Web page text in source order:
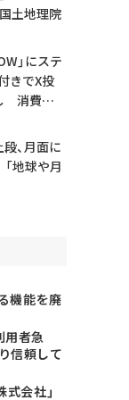
土地理院
」にステ
きでX投
消費者
、月面に
地球や月
機能を廃
用者急
信頼して
式会社」